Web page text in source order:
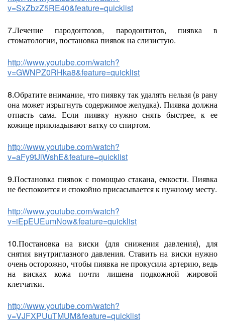
v=SxZbzZ5RE40&feature=quicklist
7.Лечение пародонтозов, пародонтитов, пиявка в
стоматологии, постановка пиявок на слизистую.
http://www.youtube.com/watch?
v=GWNPZ0RHka8&feature=quicklist
8.Обратите внимание, что пиявку так удалять нельзя (в рану
она может изрыгнуть содержимое желудка). Пиявка должна
отпасть сама. Если пиявку нужно снять быстрее, к ее
кожице прикладывают ватку со спиртом.
http://www.youtube.com/watch?
v=aFy9tJiWshE&feature=quicklist
9.Постановка пиявок с помощью стакана, емкости. Пиявка
не беспокоится и спокойно присасывается к нужному месту.
http://www.youtube.com/watch?
v=iEpEUEumNow&feature=quicklist
10.Постановка на виски (для снижения давления), для
снятия внутриглазного давления. Ставить на виски нужно
очень осторожно, чтобы пиявка не прокусила артерию, ведь
на висках кожа почти лишена подкожной жировой
клетчатки.
http://www.youtube.com/watch?
v=VJFXPUuTMUM&feature=quicklist